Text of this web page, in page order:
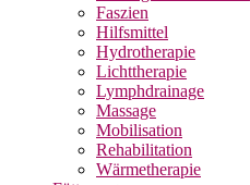
Faszien
Hilfsmittel
Hydrotherapie
Lichttherapie
Lymphdrainage
Massage
Mobilisation
Rehabilitation
Wärmetherapie